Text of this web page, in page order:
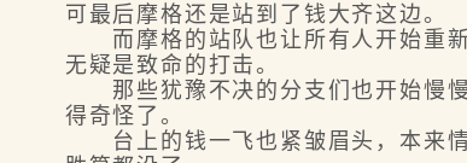
可最后摩格还是站到了钱大齐这边。
而摩格的站队也让所有人开始重新
无疑是致命的打击。
那些犹豫不决的分支们也开始慢慢
得奇怪了。
台上的钱一飞也紧皱眉头，本来情